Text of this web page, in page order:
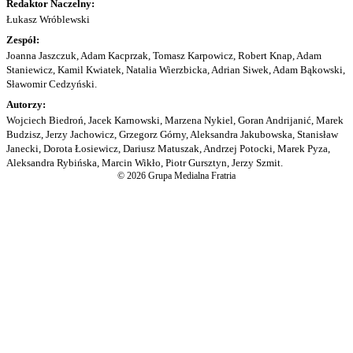
Redaktor Naczelny:
Łukasz Wróblewski
Zespół:
Joanna Jaszczuk, Adam Kacprzak, Tomasz Karpowicz, Robert Knap, Adam
Staniewicz, Kamil Kwiatek, Natalia Wierzbicka, Adrian Siwek, Adam Bąkowski,
Sławomir Cedzyński.
Autorzy:
Wojciech Biedroń, Jacek Karnowski, Marzena Nykiel, Goran Andrijanić, Marek
Budzisz, Jerzy Jachowicz, Grzegorz Górny, Aleksandra Jakubowska, Stanisław
Janecki, Dorota Łosiewicz, Dariusz Matuszak, Andrzej Potocki, Marek Pyza,
Aleksandra Rybińska, Marcin Wikło, Piotr Gursztyn, Jerzy Szmit.
© 2026 Grupa Medialna Fratria